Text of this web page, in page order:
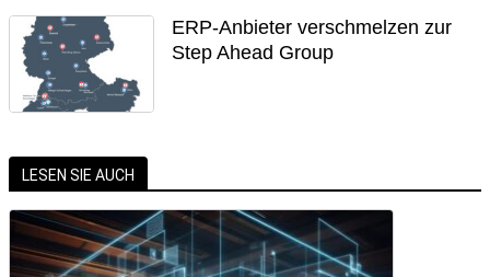
ERP-Anbieter verschmelzen zur
Step Ahead Group
LESEN SIE AUCH